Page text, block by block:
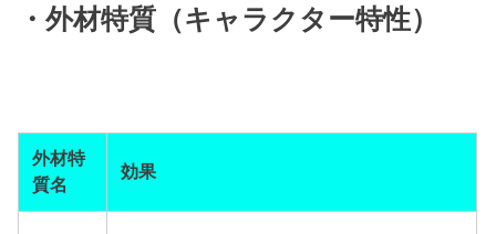
・外材特質（キャラクター特性）
外材特
質名
効果